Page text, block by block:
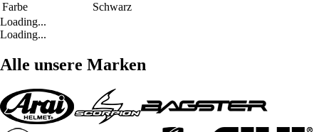
Farbe
Schwarz
Loading...
Loading...
Alle unsere Marken